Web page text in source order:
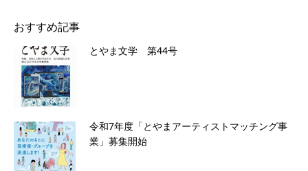
おすすめ記事
とやま文学 第44号
令和7年度「とやまアーティストマッチング事
業」募集開始